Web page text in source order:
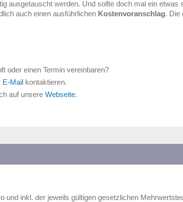
ausgetauscht werden. Und sollte doch mal ein etwas
auch einen ausführlichen Kostenvoranschlag. Die
oder einen Termin vereinbaren?
E-Mail kontaktieren.
auf unsere Webseite.
und inkl. der jeweils gültigen gesetzlichen